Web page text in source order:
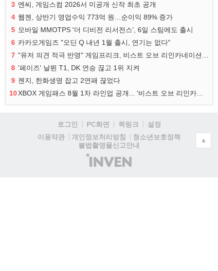
3 엔씨, 게임스컴 2026서 미공개 신작 최초 공개
4 웹젠, 상반기 영업수익 773억 원…순이익 89% 증가
5 모바일 MMOTPS '더 디비전 리서전스', 6일 스팀에도 출시
6 카카오게임즈 "오딘 Q 내년 1월 출시, 연기는 없다"
7
8 '페이즈' 날뛴 T1, DK 연승 끊고 1위 지켜
9 젠지, 한화생명 잡고 2연패 끊었다
10
로그인 PC화면 퀵링크
설정
이용약관
개인정보처리방침
청소년보호정책
불법촬영물신고안내
(주)
인
▲